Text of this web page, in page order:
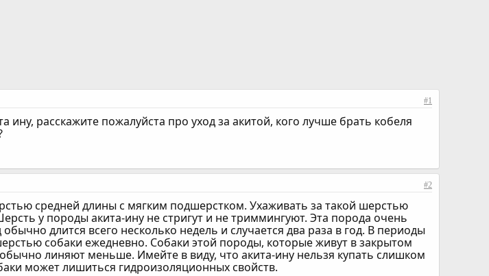
#1
ину, расскажите пожалуйста про уход за акитой, кого лучше брать кобеля
#2
средней длины с мягким подшерстком. Ухаживать за такой шерстью
у породы акита-ину не стригут и не триммингуют. Эта порода очень
длится всего несколько недель и случается два раза в год. В периоды
собаки ежедневно. Собаки этой породы, которые живут в закрытом
линяют меньше. Имейте в виду, что акита-ину нельзя купать слишком
может лишиться гидроизоляционных свойств.